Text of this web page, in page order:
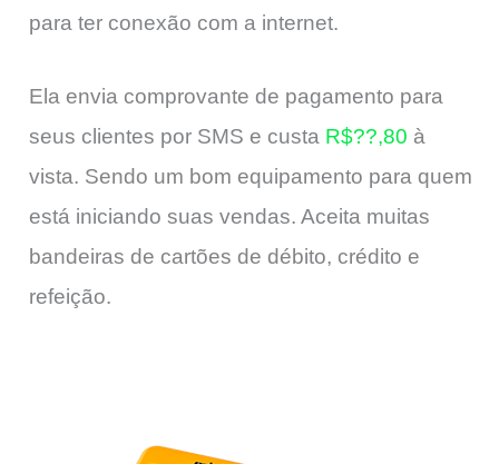
para ter conexão com a internet.
Ela envia comprovante de pagamento para
seus clientes por SMS e custa R$??,80 à
vista. Sendo um bom equipamento para quem
está iniciando suas vendas. Aceita muitas
bandeiras de cartões de débito, crédito e
refeição.